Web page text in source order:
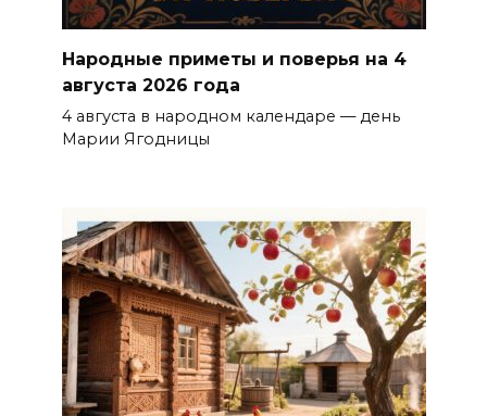
Народные приметы и поверья на 4
августа 2026 года
4 августа в народном календаре — день
Марии Ягодницы